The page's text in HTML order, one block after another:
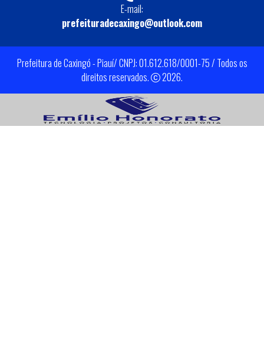
E-mail:
prefeituradecaxingo@outlook.com
Prefeitura de Caxingó - Piauí/ CNPJ: 01.612.618/0001-75 / Todos os
direitos reservados.
2026.